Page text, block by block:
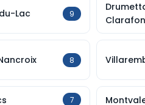
Lac 9
8
7